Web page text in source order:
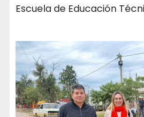
Escuela de Educación